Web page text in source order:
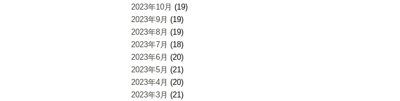
2023年10月 (19)
2023年9月 (19)
2023年8月 (19)
2023年7月 (18)
2023年6月 (20)
2023年5月 (21)
2023年4月 (20)
2023年3月 (21)